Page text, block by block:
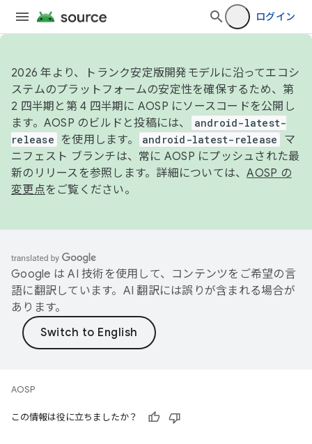
ログイン
2026 年より、トランク安定版開発モデルに沿ってエコシ
ステムのプラットフォームの安定性を確保するため、第
2 四半期と第 4 四半期に AOSP にソースコードを公開し
ます。AOSP のビルドと投稿には、
android-latest-
release
を使用します。 android-latest-release
マ
ニフェスト ブランチは、常に AOSP にプッシュされた最
新のリリースを参照します。詳細については、AOSP の
変更点をご覧ください。
Google は AI 技術を使用して、コンテンツをご希望の言
語に翻訳しています。AI 翻訳には誤りが含まれる場合が
あります。
AOSP
この情報は役に立ちましたか？